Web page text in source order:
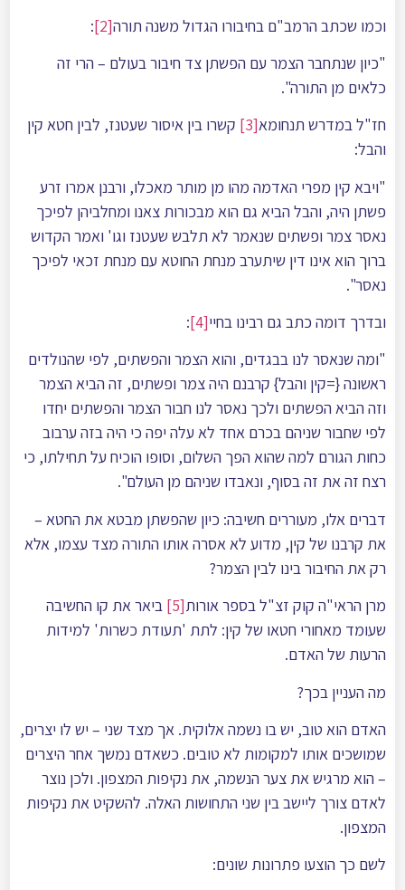
וכמו שכתב הרמב"ם בחיבורו הגדול משנה תורה[2]
:
"כיון שנתחבר הצמר עם הפשתן צד חיבור בעולם – הרי זה
כלאים מן התורה".
חז"ל במדרש תנחומא[3]
קשרו בין איסור שעטנז, לבין חטא קין
והבל:
"ויבא קין מפרי האדמה מהו מן מותר מאכלו, ורבנן אמרו זרע
פשתן היה, והבל הביא גם הוא מבכורות צאנו ומחלביהן לפיכך
נאסר צמר ופשתים שנאמר לא תלבש שעטנז וגו' ואמר הקדוש
ברוך הוא אינו דין שיתערב מנחת החוטא עם מנחת זכאי לפיכך
נאסר".
ובדרך דומה כתב גם רבינו בחיי[4]
:
"ומה שנאסר לנו בבגדים, והוא הצמר והפשתים, לפי שהנולדים
ראשונה {=קין והבל} קרבנם היה צמר ופשתים, זה הביא הצמר
וזה הביא הפשתים ולכך נאסר לנו חבור הצמר והפשתים יחדו
לפי שחבור שניהם בכרם אחד לא עלה יפה כי היה בזה ערבוב
כחות הגורם למה שהוא הפך השלום, וסופו הוכיח על תחילתו, כי
רצח זה את זה בסוף, ונאבדו שניהם מן העולם".
דברים אלו, מעוררים חשיבה: כיון שהפשתן מבטא את החטא –
את קרבנו של קין, מדוע לא אסרה אותו התורה מצד עצמו, אלא
רק את החיבור בינו לבין הצמר?
מרן הראי"ה קוק זצ"ל בספר אורות[5]
ביאר את קו החשיבה
שעומד מאחורי חטאו של קין: לתת 'תעודת כשרות' למידות
הרעות של האדם.
מה העניין בכך?
האדם הוא טוב, יש בו נשמה אלוקית. אך מצד שני – יש לו יצרים,
שמושכים אותו למקומות לא טובים. כשאדם נמשך אחר היצרים
– הוא מרגיש את צער הנשמה, את נקיפות המצפון. ולכן נוצר
לאדם צורך ליישב בין שני התחושות האלה. להשקיט את נקיפות
המצפון.
לשם כך הוצעו פתרונות שונים: